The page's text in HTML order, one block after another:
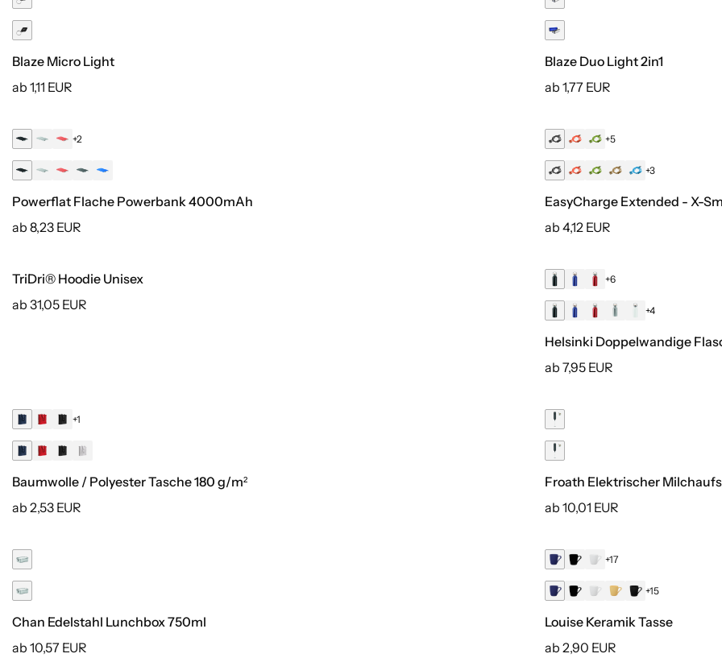
Blaze Micro Light
ab 1,11 EUR
Blaze Duo Light 2in1
ab 1,77 EUR
+2
Powerflat Flache Powerbank 4000mAh
ab 8,23 EUR
Druck inklusive
+5
+3
EasyCharge Extended - X-
ab 4,12 EUR
Recycelt
TriDri® Hoodie Unisex
ab 31,05 EUR
+6
+4
Helsinki Doppelwandige
ab 7,95 EUR
Recycelt +1
Baumwolle / Polyester Tasche 180 g/m²
ab 2,53 EUR
Froath Elektrischer
ab 10,01 EUR
Chan Edelstahl Lunchbox 750ml
ab 10,57 EUR
+17
+15
Louise Keramik Tasse
ab 2,90 EUR